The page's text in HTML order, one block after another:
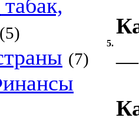
(5)
(7)
5.
—